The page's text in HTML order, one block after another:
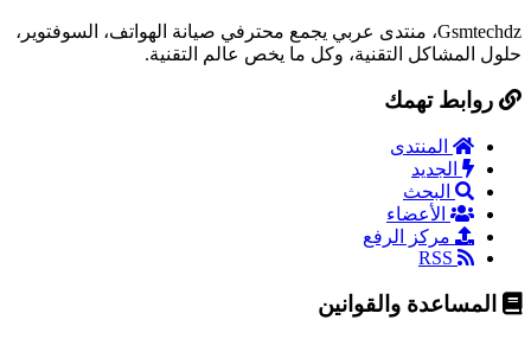
Gsmtechdz، منتدى عربي يجمع محترفي صيانة الهواتف، السوفتوير،
حلول المشاكل التقنية، وكل ما يخص عالم التقنية.
روابط تهمك
المنتدى
الجديد
البحث
الأعضاء
مركز الرفع
المساعدة والقوانين